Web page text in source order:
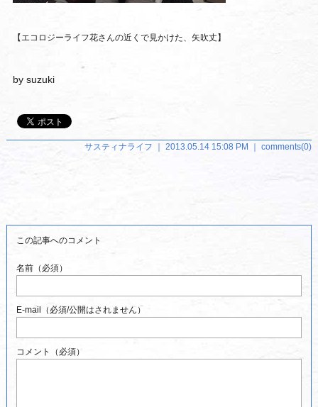
【エコロジーライフ花さんの近くで見かけた、矢吹丈】
by suzuki
サスティナライフ ｜ 2013.05.14 15:08 PM ｜ comments(0)
この記事へのコメント
名前（必須）
E-mail（必須/公開はされません）
コメント（必須）